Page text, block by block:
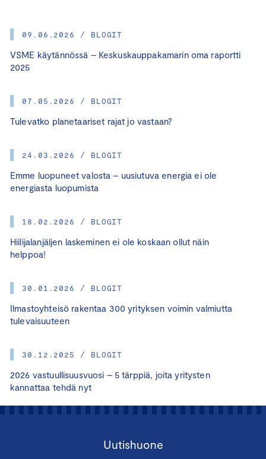
09.06.2026 / BLOGIT
VSME käytännössä – Keskuskauppakamarin oma raportti
2025
07.05.2026 / BLOGIT
Tulevatko planetaariset rajat jo vastaan?
24.03.2026 / BLOGIT
Emme luopuneet valosta – uusiutuva energia ei ole
energiasta luopumista
18.02.2026 / BLOGIT
Hiilijalanjäljen laskeminen ei ole koskaan ollut näin
helppoa!
30.01.2026 / BLOGIT
Ilmastoyhteisö rakentaa 300 yrityksen voimin valmiutta
tulevaisuuteen
30.12.2025 / BLOGIT
2026 vastuullisuusvuosi – 5 tärppiä, joita yritysten
kannattaa tehdä nyt
Uutishuone